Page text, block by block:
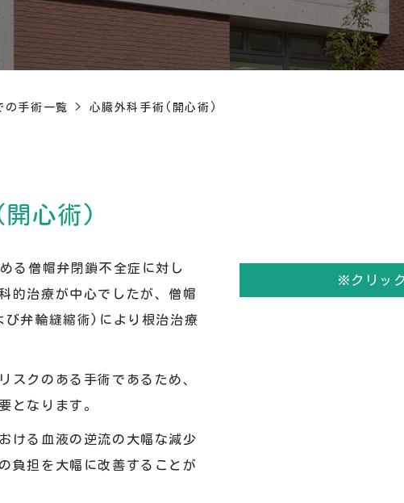
の手術一覧 > 心臓外科手術(開心術)
心術)
る僧帽弁閉鎖不全症に対し
的治療が中心でしたが、僧帽
弁輪縫縮術)により根治治療
スクのある手術であるため、
となります。
ける血液の逆流の大幅な減少
負担を大幅に改善することが
※クリッ